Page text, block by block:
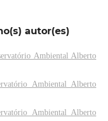
autor(es)
Ambiental Alberto
Ambiental Alberto
Ambiental Alberto